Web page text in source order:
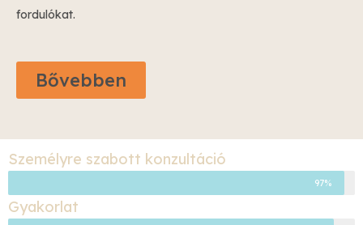
fordulókat.
Bővebben
Személyre szabott konzultáció
97%
Gyakorlat